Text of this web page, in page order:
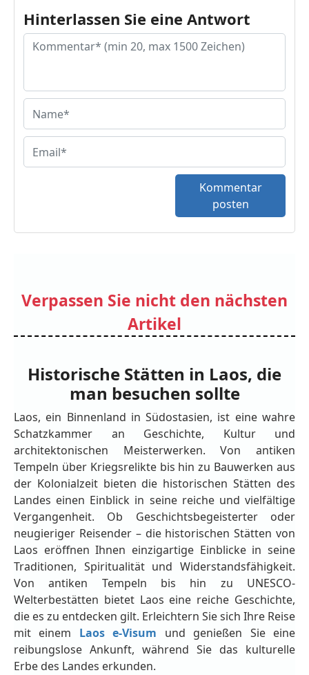
Hinterlassen Sie eine Antwort
Kommentar
posten
Verpassen Sie nicht den nächsten
Artikel
Historische Stätten in Laos, die
man besuchen sollte
Laos, ein Binnenland in Südostasien, ist eine wahre
Schatzkammer an Geschichte, Kultur und
architektonischen Meisterwerken. Von antiken
Tempeln über Kriegsrelikte bis hin zu Bauwerken aus
der Kolonialzeit bieten die historischen Stätten des
Landes einen Einblick in seine reiche und vielfältige
Vergangenheit. Ob Geschichtsbegeisterter oder
neugieriger Reisender – die historischen Stätten von
Laos eröffnen Ihnen einzigartige Einblicke in seine
Traditionen, Spiritualität und Widerstandsfähigkeit.
Von antiken Tempeln bis hin zu UNESCO-
Welterbestätten bietet Laos eine reiche Geschichte,
die es zu entdecken gilt. Erleichtern Sie sich Ihre Reise
mit einem Laos e-Visum und genießen Sie eine
reibungslose Ankunft, während Sie das kulturelle
Erbe des Landes erkunden.